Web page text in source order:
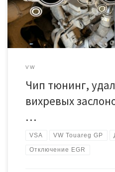
(такой шанс не велик, но есть
VW
Чип тюнинг,
вихревых
…
VSA VW Touareg GP
Отключение EGR